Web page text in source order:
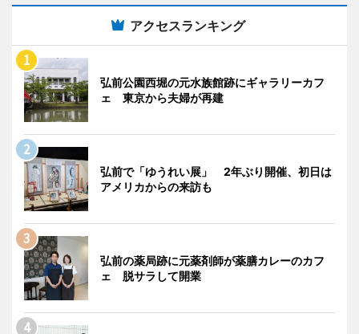
アクセスランキング
弘前公園西堀の元水族館跡にギャラリーカフ
ェ 東京から夫婦が再建
弘前で「ゆうれい展」 2年ぶり開催、初日は
アメリカからの来訪も
弘前の薬局跡に元薬剤師が薬膳カレーのカフ
ェ 脱サラして開業